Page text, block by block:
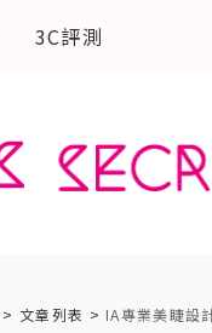
3C評測
> 文章列表 > IA專業美睫設